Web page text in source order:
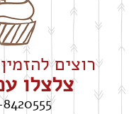
רוצים
צלצלו